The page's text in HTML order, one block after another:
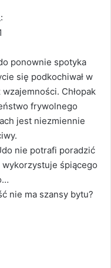
ponownie spotyka
się podkochiwał w
Chłopak
frywolnego
jest niezmiennie
nie potrafi poradzić
śpiącego
nie ma szansy bytu?